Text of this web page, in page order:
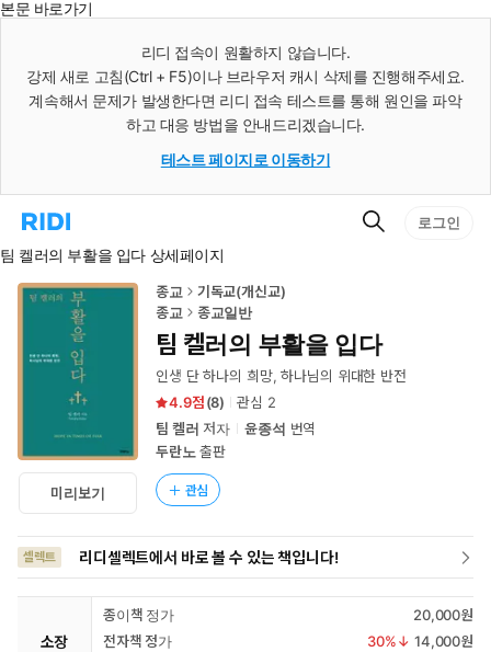
본문 바로가기
리디 접속이 원활하지 않습니다.
강제 새로 고침(Ctrl + F5)이나 브라우저 캐시 삭제를 진행해주세요.
계속해서 문제가 발생한다면 리디 접속 테스트를 통해 원인을 파악
하고 대응 방법을 안내드리겠습니다.
테스트 페이지로 이동하기
리
홈
로
이
검
로그인
팀 켈러의 부활을 입다 상세페이지
미리보기
종교
기독교(개신교)
종교
종교일반
팀 켈러의 부활을 입다
인생 단 하나의 희망, 하나님의 위대한 반전
4.9
(8) 관심 2
팀 켈러 저자 윤종석 번역
두란노 출판
관심
셀렉트 리디셀렉트에서 바로 볼 수 있는 책입니다!
소장
종이책 정가
20,000원
전자책 정가
30%↓ 14,000원